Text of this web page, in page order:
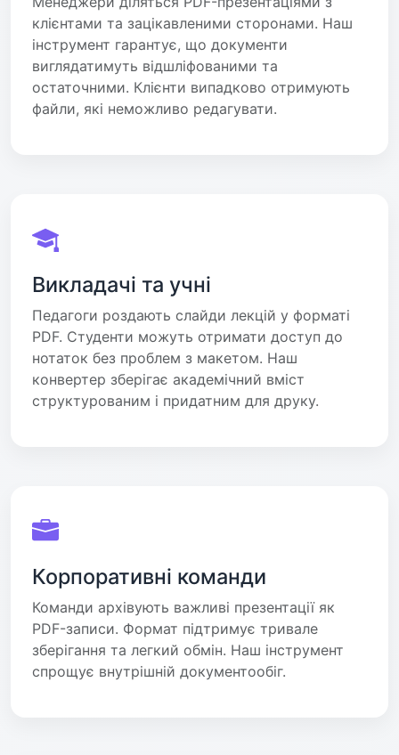
клієнтами та зацікавленими сторонами. Наш
інструмент гарантує, що документи
виглядатимуть відшліфованими та
остаточними. Клієнти випадково отримують
файли, які неможливо редагувати.
Викладачі та учні
Педагоги роздають слайди лекцій у форматі
PDF. Студенти можуть отримати доступ до
нотаток без проблем з макетом. Наш
конвертер зберігає академічний вміст
структурованим і придатним для друку.
Корпоративні команди
Команди архівують важливі презентації як
PDF-записи. Формат підтримує тривале
зберігання та легкий обмін. Наш інструмент
спрощує внутрішній документообіг.